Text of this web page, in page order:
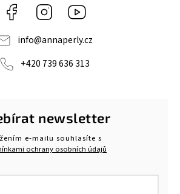
Facebook Instagram
info@annaperly.cz
+420 739 636 313
newsletter
e-mailu souhlasíte s
ochrany osobních údajů